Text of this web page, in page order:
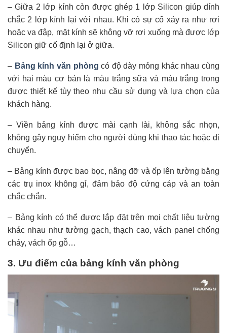
– Giữa 2 lớp kính còn được ghép 1 lớp Silicon giúp dính
chắc 2 lớp kính lại với nhau. Khi có sự cố xảy ra như rơi
hoặc va đập, mặt kính sẽ không vỡ rơi xuống mà được lớp
Silicon giữ cố định lại ở giữa.
– Bảng kính văn phòng có độ dày mỏng khác nhau cùng
với hai màu cơ bản là màu trắng sữa và màu trắng trong
được thiết kế tùy theo nhu cầu sử dụng và lựa chọn của
khách hàng.
– Viền bảng kính được mài cạnh lài, không sắc nhọn,
không gây nguy hiểm cho người dùng khi thao tác hoặc di
chuyển.
– Bảng kính được bao bọc, nâng đỡ và ốp lên tường bằng
các trụ inox không gỉ, đảm bảo độ cứng cáp và an toàn
chắc chắn.
– Bảng kính có thể được lắp đặt trên mọi chất liệu tường
khác nhau như tường gạch, thạch cao, vách panel chống
cháy, vách ốp gỗ…
3. Ưu điểm của bảng kính văn phòng